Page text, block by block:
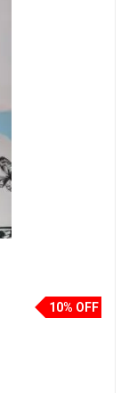
10% OFF